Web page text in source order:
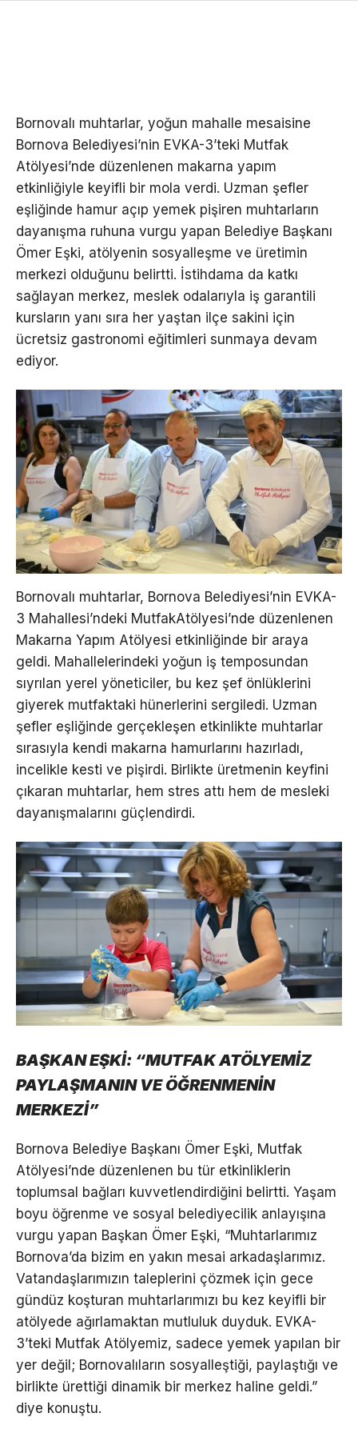
Bornovalı muhtarlar, yoğun mahalle mesaisine
Bornova Belediyesi’nin EVKA-3’teki Mutfak
Atölyesi’nde düzenlenen makarna yapım
etkinliğiyle keyifli bir mola verdi. Uzman şefler
eşliğinde hamur açıp yemek pişiren muhtarların
dayanışma ruhuna vurgu yapan Belediye Başkanı
Ömer Eşki, atölyenin sosyalleşme ve üretimin
merkezi olduğunu belirtti. İstihdama da katkı
sağlayan merkez, meslek odalarıyla iş garantili
kursların yanı sıra her yaştan ilçe sakini için
ücretsiz gastronomi eğitimleri sunmaya devam
ediyor.
Bornovalı muhtarlar, Bornova Belediyesi’nin EVKA-
3 Mahallesi’ndeki MutfakAtölyesi’nde düzenlenen
Makarna Yapım Atölyesi etkinliğinde bir araya
geldi. Mahallelerindeki yoğun iş temposundan
sıyrılan yerel yöneticiler, bu kez şef önlüklerini
giyerek mutfaktaki hünerlerini sergiledi. Uzman
şefler eşliğinde gerçekleşen etkinlikte muhtarlar
sırasıyla kendi makarna hamurlarını hazırladı,
incelikle kesti ve pişirdi. Birlikte üretmenin keyfini
çıkaran muhtarlar, hem stres attı hem de mesleki
dayanışmalarını güçlendirdi.
BAŞKAN EŞKİ: “MUTFAK ATÖLYEMİZ
PAYLAŞMANIN VE ÖĞRENMENİN
MERKEZİ”
Bornova Belediye Başkanı Ömer Eşki, Mutfak
Atölyesi’nde düzenlenen bu tür etkinliklerin
toplumsal bağları kuvvetlendirdiğini belirtti. Yaşam
boyu öğrenme ve sosyal belediyecilik anlayışına
vurgu yapan Başkan Ömer Eşki, “Muhtarlarımız
Bornova’da bizim en yakın mesai arkadaşlarımız.
Vatandaşlarımızın taleplerini çözmek için gece
gündüz koşturan muhtarlarımızı bu kez keyifli bir
atölyede ağırlamaktan mutluluk duyduk. EVKA-
3’teki Mutfak Atölyemiz, sadece yemek yapılan bir
yer değil; Bornovalıların sosyalleştiği, paylaştığı ve
birlikte ürettiği dinamik bir merkez haline geldi.”
diye konuştu.